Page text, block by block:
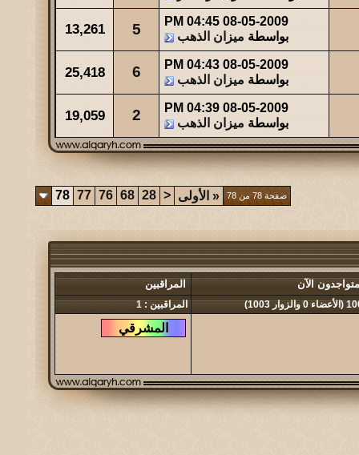
08-05-2009
04:45 PM
بواسطة ميزان الذهب 5
13,261
08-05-2009
04:43 PM
بواسطة ميزان الذهب 6
25,418
08-05-2009
04:39 PM
بواسطة ميزان الذهب 2
19,059
صفحة 78 من 78 « الأولى <
28
68
76
77
78
الآن المراقبين
والزوار 1003) المراقبين : 1